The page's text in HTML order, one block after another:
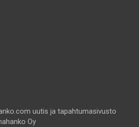
uutis ja tapahtumasivusto
Oy